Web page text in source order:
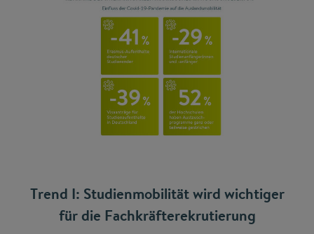
Trend I: Studienmobilität wird wichtiger
für die Fachkräfterekrutierung